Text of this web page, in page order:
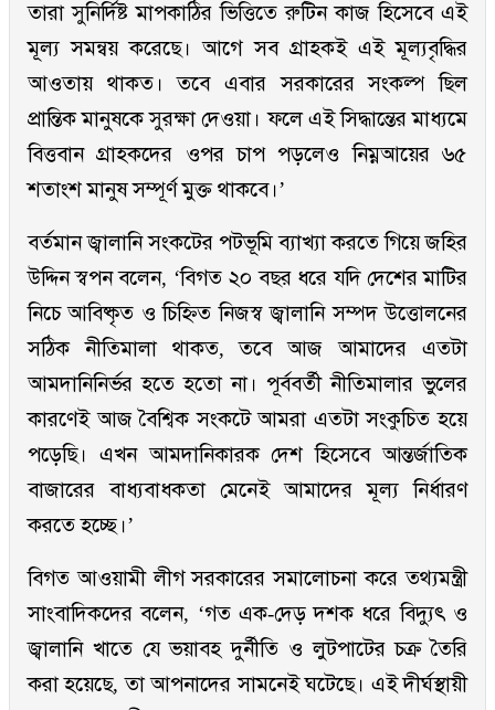
তারা সুনির্দিষ্ট মাপকাঠির ভিত্তিতে রুটিন কাজ হিসেবে এই
মূল্য সমন্বয় করেছে। আগে সব গ্রাহকই এই মূল্যবৃদ্ধির
আওতায় থাকত। তবে এবার সরকারের সংকল্প ছিল
প্রান্তিক মানুষকে সুরক্ষা দেওয়া। ফলে এই সিদ্ধান্তের মাধ্যমে
বিত্তবান গ্রাহকদের ওপর চাপ পড়লেও নিম্নআয়ের ৬৫
শতাংশ মানুষ সম্পূর্ণ মুক্ত থাকবে।’
বর্তমান জ্বালানি সংকটের পটভূমি ব্যাখ্যা করতে গিয়ে জহির
উদ্দিন স্বপন বলেন, ‘বিগত ২০ বছর ধরে যদি দেশের মাটির
নিচে আবিষ্কৃত ও চিহ্নিত নিজস্ব জ্বালানি সম্পদ উত্তোলনের
সঠিক নীতিমালা থাকত, তবে আজ আমাদের এতটা
আমদানিনির্ভর হতে হতো না। পূর্ববর্তী নীতিমালার ভুলের
কারণেই আজ বৈশ্বিক সংকটে আমরা এতটা সংকুচিত হয়ে
পড়েছি। এখন আমদানিকারক দেশ হিসেবে আন্তর্জাতিক
বাজারের বাধ্যবাধকতা মেনেই আমাদের মূল্য নির্ধারণ
করতে হচ্ছে।’
বিগত আওয়ামী লীগ সরকারের সমালোচনা করে তথ্যমন্ত্রী
সাংবাদিকদের বলেন, ‘গত এক-দেড় দশক ধরে বিদ্যুৎ ও
জ্বালানি খাতে যে ভয়াবহ দুর্নীতি ও লুটপাটের চক্র তৈরি
করা হয়েছে, তা আপনাদের সামনেই ঘটেছে। এই দীর্ঘস্থায়ী